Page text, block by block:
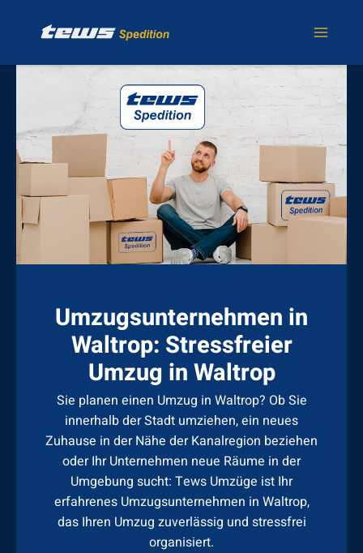
Umzugsunternehmen in
Waltrop: Stressfreier
Umzug in Waltrop
Sie planen einen Umzug in Waltrop? Ob Sie
innerhalb der Stadt umziehen, ein neues
Zuhause in der Nähe der Kanalregion beziehen
oder Ihr Unternehmen neue Räume in der
Umgebung sucht: Tews Umzüge ist Ihr
erfahrenes Umzugsunternehmen in Waltrop,
das Ihren Umzug zuverlässig und stressfrei
organisiert.